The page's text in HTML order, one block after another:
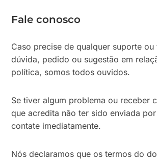
Fale conosco
Caso precise de qualquer suporte ou
dúvida, pedido ou sugestão em
política, somos todos ouvidos.
Se tiver algum problema ou receber
que acredita não ter sido enviada
contate imediatamente.
Nós declaramos que os termos do